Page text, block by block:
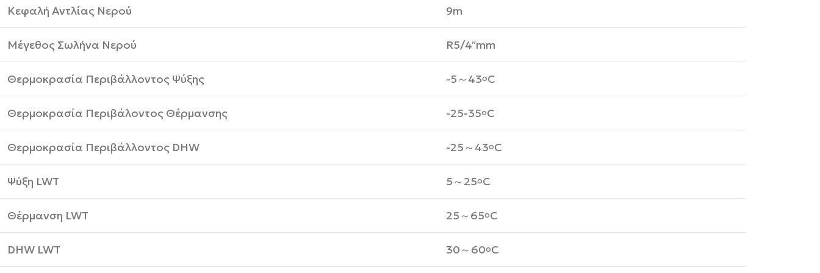
Κεφαλή Αντλίας Νερού 9m
Μέγεθος Σωλήνα Νερού R5/4″mm
Θερμοκρασία Περιβάλλοντος Ψύξης -5～43oC
Θερμοκρασία Περιβάλοντος Θέρμανσης -25-35oC
Θερμοκρασία Περιβάλλοντος DHW -25～43oC
Ψύξη LWT 5～25oC
Θέρμανση LWT 25～65oC
DHW LWT 30～60oC